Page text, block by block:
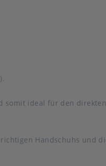
somit ideal für den
Handschuhs und